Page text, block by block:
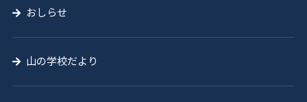
おしらせ
山の学校だより